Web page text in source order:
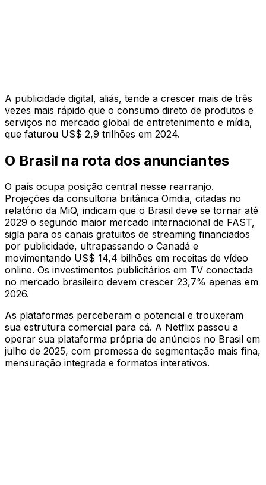
A publicidade digital, aliás, tende a crescer mais de três
vezes mais rápido que o consumo direto de produtos e
serviços no mercado global de entretenimento e mídia,
que faturou US$ 2,9 trilhões em 2024.
O Brasil na rota dos anunciantes
O país ocupa posição central nesse rearranjo.
Projeções da consultoria britânica Omdia, citadas no
relatório da MiQ, indicam que o Brasil deve se tornar até
2029 o segundo maior mercado internacional de FAST,
sigla para os canais gratuitos de streaming financiados
por publicidade, ultrapassando o Canadá e
movimentando US$ 14,4 bilhões em receitas de vídeo
online. Os investimentos publicitários em TV conectada
no mercado brasileiro devem crescer 23,7% apenas em
2026.
As plataformas perceberam o potencial e trouxeram
sua estrutura comercial para cá. A Netflix passou a
operar sua plataforma própria de anúncios no Brasil em
julho de 2025, com promessa de segmentação mais fina,
mensuração integrada e formatos interativos.